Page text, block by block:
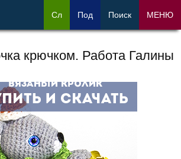
крючком. Работа Галины
Сл Под Поиск МЕНЮ